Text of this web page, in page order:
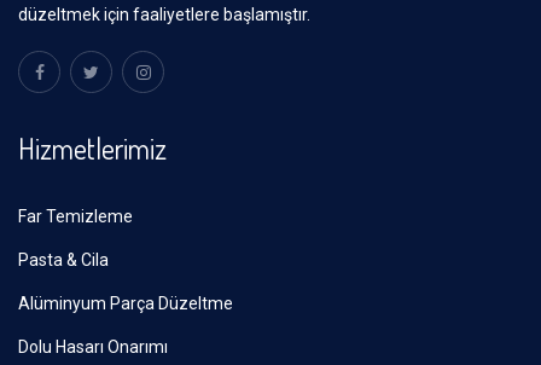
düzeltmek için faaliyetlere başlamıştır.
Hizmetlerimiz
Far Temizleme
Pasta & Cila
Alüminyum Parça Düzeltme
Dolu Hasarı Onarımı